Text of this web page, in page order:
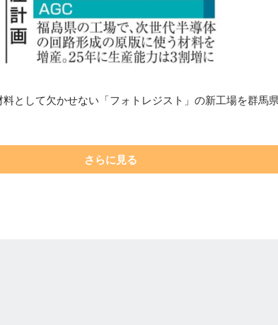
として欠かせない「フォトレジスト」の新工場を群馬
さらに見る